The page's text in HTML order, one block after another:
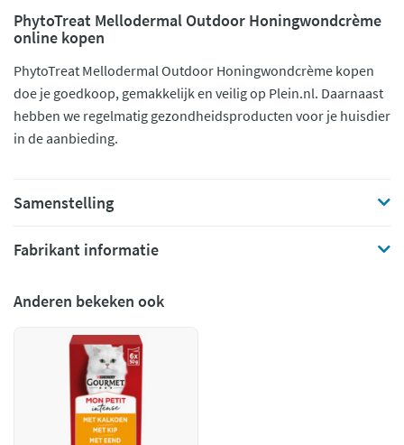
PhytoTreat Mellodermal Outdoor Honingwondcrème
online kopen
PhytoTreat Mellodermal Outdoor Honingwondcrème kopen
doe je goedkoop, gemakkelijk en veilig op Plein.nl. Daarnaast
hebben we regelmatig gezondheidsproducten voor je huisdier
in de aanbieding.
Samenstelling
Fabrikant informatie
Anderen bekeken ook